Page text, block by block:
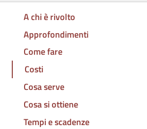
A chi è rivolto
Approfondimenti
Come fare
Costi
Cosa serve
Cosa si ottiene
Tempi e scadenze